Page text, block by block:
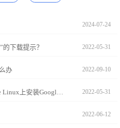
2024-07-24
下载提示？ 2022-05-31
办 2022-09-10
如何在Ubuntu 19.10 Eoan Ermine Linux上安装Google Chrome? 2022-05-31
2022-06-12